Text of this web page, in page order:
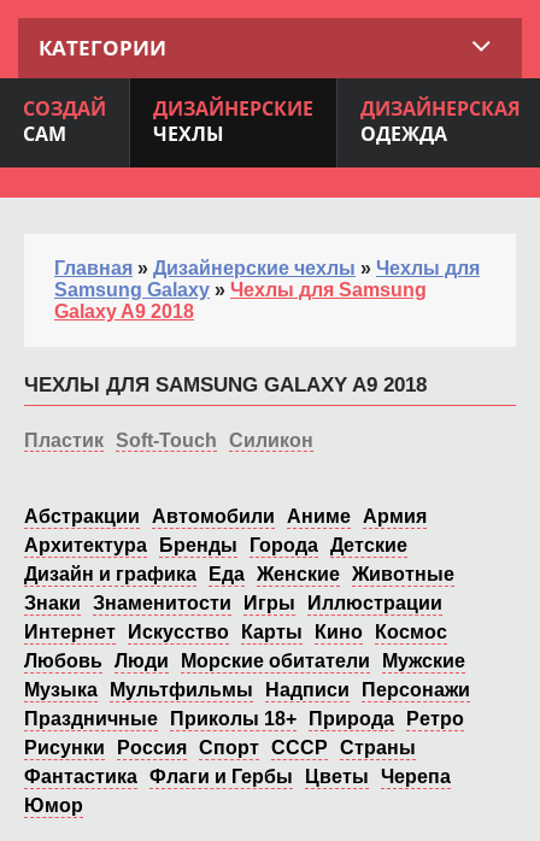
КАТЕГОРИИ
СОЗДАЙ
САМ
ДИЗАЙНЕРСКИЕ
ЧЕХЛЫ
ДИЗАЙНЕРСКАЯ
ОДЕЖДА
Главная » Дизайнерские чехлы » Чехлы для
Samsung Galaxy » Чехлы для Samsung
Galaxy A9 2018
ЧЕХЛЫ ДЛЯ SAMSUNG GALAXY A9 2018
Пластик Soft-Touch Силикон
Абстракции Автомобили Аниме
Армия
Архитектура
Бренды Города Детские
Дизайн и графика
Еда Женские Животные
Знаки
Знаменитости Игры
Иллюстрации
Интернет
Искусство Карты Кино
Космос
Любовь Люди Морские обитатели
Мужские
Музыка
Мультфильмы Надписи
Персонажи
Праздничные
Приколы 18+ Природа
Ретро
Рисунки
Россия Спорт СССР
Страны
Фантастика Флаги и Гербы Цветы
Черепа
Юмор